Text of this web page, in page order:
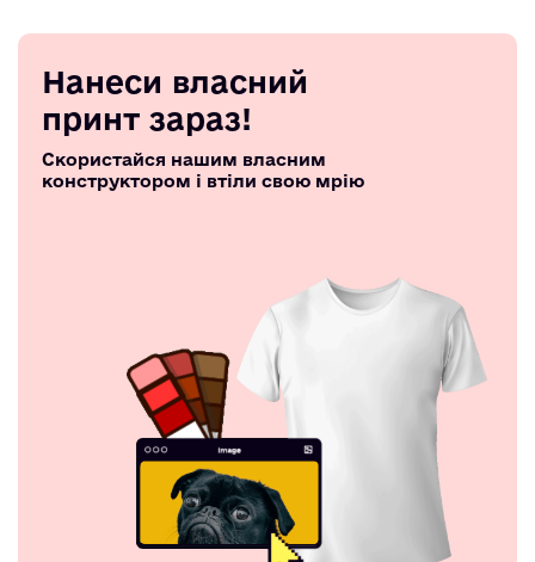
Нанеси власний
принт зараз!
Скористайся нашим власним
конструктором і втіли свою мрію